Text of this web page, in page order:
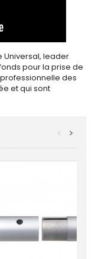
Universal, leader
pour la prise de
des
et qui sont
>
<